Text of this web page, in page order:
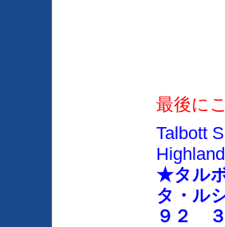
最後に
Talbott
★タル
タ・ル
９２